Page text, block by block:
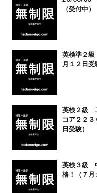
（受付中）
英検準２
月１２日受
英検２級
コア２２
日受験）
英検３級
格！（７月